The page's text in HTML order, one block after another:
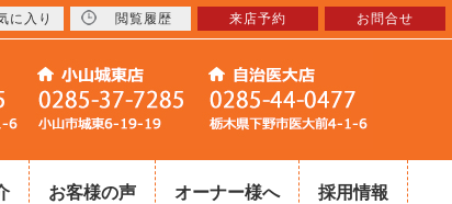
お客様の声 オーナー様へ 採用情報
に入り 閲覧履歴 来店予約 お問合せ